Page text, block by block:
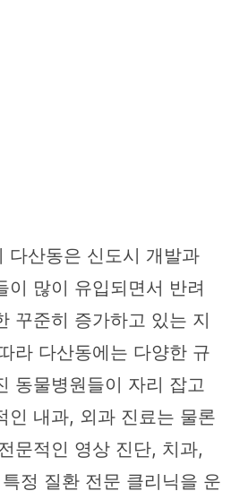
다산동은 신도시 개발과
이 많이 유입되면서 반려
꾸준히 증가하고 있는 지
라 다산동에는 다양한 규
동물병원들이 자리 잡고
인 내과, 외과 진료는 물론
문적인 영상 진단, 치과,
정 질환 전문 클리닉을 운